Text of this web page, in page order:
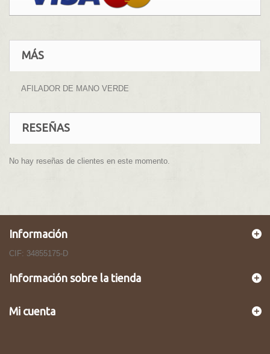
MÁS
AFILADOR DE MANO VERDE
RESEÑAS
No hay reseñas de clientes en este momento.
Información
CIF: 34855175-D
Información sobre la tienda
Mi cuenta